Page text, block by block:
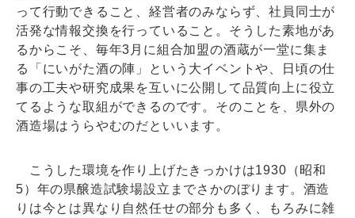
って行動できること、経営者のみならず、社員同士が
活発な情報交換を行っていること。そうした素地があ
るからこそ、毎年3月に組合加盟の酒蔵が一堂に集ま
る「にいがた酒の陣」という大イベントや、日頃の仕
事の工夫や研究成果を互いに公開して品質向上に役立
てるような取組ができるのです。そのことを、県外の
酒造場はうらやむのだといいます。
こうした環境を作り上げたきっかけは1930（昭和
5）年の県醸造試験場設立までさかのぼります。酒造
りは今とは異なり自然任せの部分も多く、もろみに雑